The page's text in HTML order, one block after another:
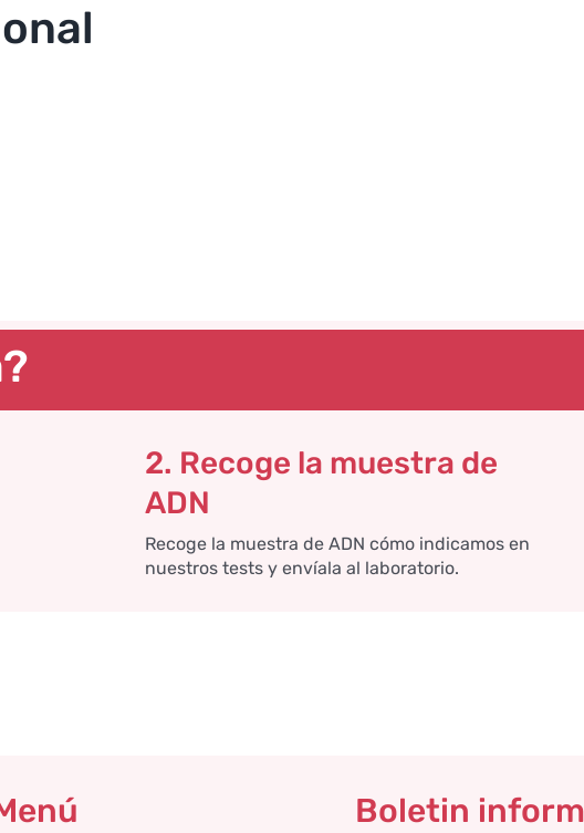
2. Recoge la muestra de
ADN
Recoge la muestra de ADN cómo indicamos en
nuestros tests y envíala al laboratorio.
Boletin